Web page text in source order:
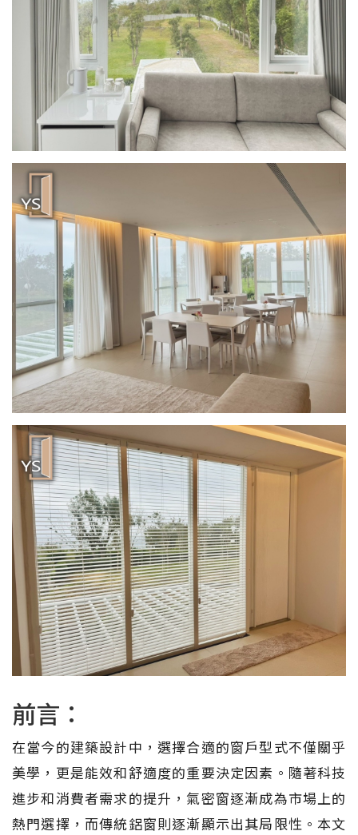
前言：
在當今的建築設計中，選擇合適的窗戶型式不僅關乎
美學，更是能效和舒適度的重要決定因素。隨著科技
進步和消費者需求的提升，氣密窗逐漸成為市場上的
熱門選擇，而傳統鋁窗則逐漸顯示出其局限性。本文